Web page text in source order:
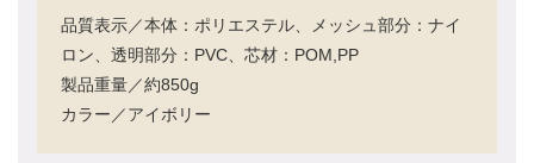
品質表示／本体：ポリエステル、メッシュ部分：ナイ
ロン、透明部分：PVC、芯材：POM,PP
製品重量／約850g
カラー／アイボリー